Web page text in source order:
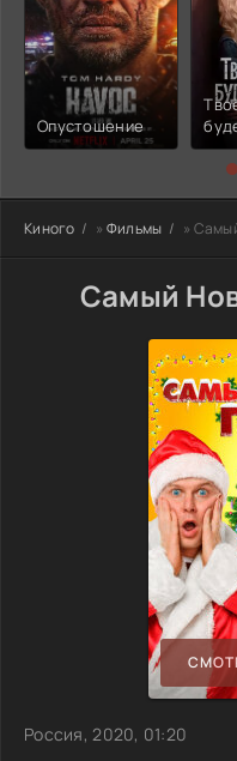
Опустошение
Киного » Фильмы »
Самый
Россия, 2020, 01:20